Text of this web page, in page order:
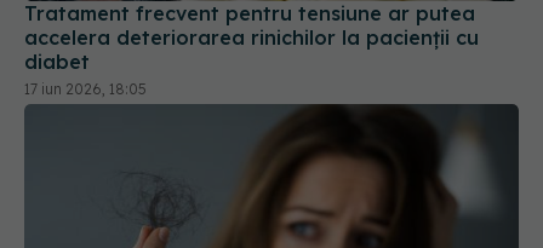
Tratament frecvent pentru tensiune ar putea
accelera deteriorarea rinichilor la pacienții cu
diabet
17 iun 2026, 18:05